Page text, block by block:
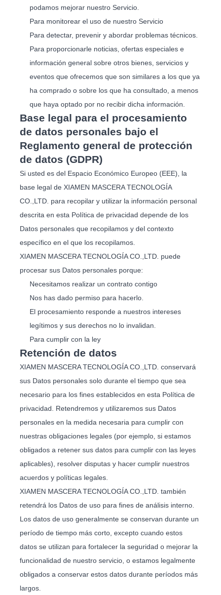
podamos mejorar nuestro Servicio.
Para monitorear el uso de nuestro Servicio
Para detectar, prevenir y abordar problemas técnicos.
Para proporcionarle noticias, ofertas especiales e
información general sobre otros bienes, servicios y
eventos que ofrecemos que son similares a los que ya
ha comprado o sobre los que ha consultado, a menos
que haya optado por no recibir dicha información.
Base legal para el procesamiento
de datos personales bajo el
Reglamento general de protección
de datos (GDPR)
Si usted es del Espacio Económico Europeo (EEE), la
base legal de XIAMEN MASCERA TECNOLOGÍA
CO.,LTD. para recopilar y utilizar la información personal
descrita en esta Política de privacidad depende de los
Datos personales que recopilamos y del contexto
específico en el que los recopilamos.
XIAMEN MASCERA TECNOLOGÍA CO.,LTD. puede
procesar sus Datos personales porque:
Necesitamos realizar un contrato contigo
Nos has dado permiso para hacerlo.
El procesamiento responde a nuestros intereses
legítimos y sus derechos no lo invalidan.
Para cumplir con la ley
Retención de datos
XIAMEN MASCERA TECNOLOGÍA CO.,LTD. conservará
sus Datos personales solo durante el tiempo que sea
necesario para los fines establecidos en esta Política de
privacidad. Retendremos y utilizaremos sus Datos
personales en la medida necesaria para cumplir con
nuestras obligaciones legales (por ejemplo, si estamos
obligados a retener sus datos para cumplir con las leyes
aplicables), resolver disputas y hacer cumplir nuestros
acuerdos y políticas legales.
XIAMEN MASCERA TECNOLOGÍA CO.,LTD. también
retendrá los Datos de uso para fines de análisis interno.
Los datos de uso generalmente se conservan durante un
período de tiempo más corto, excepto cuando estos
datos se utilizan para fortalecer la seguridad o mejorar la
funcionalidad de nuestro servicio, o estamos legalmente
obligados a conservar estos datos durante períodos más
largos.